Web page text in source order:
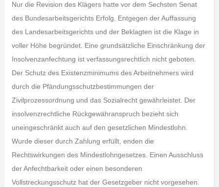
Nur die Revision des Klägers hatte vor dem Sechsten Senat
des Bundesarbeitsgerichts Erfolg. Entgegen der Auffassung
des Landesarbeitsgerichts und der Beklagten ist die Klage in
voller Höhe begründet. Eine grundsätzliche Einschränkung der
Insolvenzanfechtung ist verfassungsrechtlich nicht geboten.
Der Schutz des Existenzminimums des Arbeitnehmers wird
durch die Pfändungsschutzbestimmungen der
Zivilprozessordnung und das Sozialrecht gewährleistet. Der
insolvenzrechtliche Rückgewähranspruch bezieht sich
uneingeschränkt auch auf den gesetzlichen Mindestlohn.
Wurde dieser durch Zahlung erfüllt, enden die
Rechtswirkungen des Mindestlohngesetzes. Einen Ausschluss
der Anfechtbarkeit oder einen besonderen
Vollstreckungsschutz hat der Gesetzgeber nicht vorgesehen.